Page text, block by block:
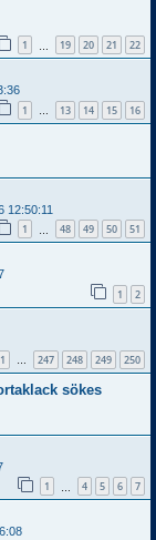
1 19 20 21 22
1 … 13 14 15 16
12:50:11
1 48 49 50 51
1 2
1 … 247 248 249 250
sökes
1 4 5 6 7